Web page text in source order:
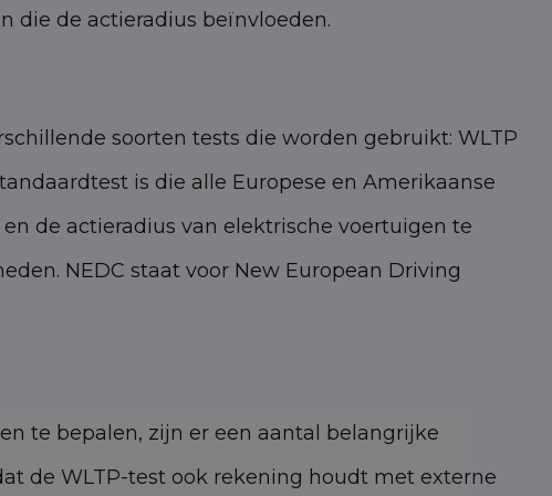
die de actieradius beïnvloeden.
soorten tests die worden gebruikt: WLTP
is die alle Europese en Amerikaanse
de actieradius van elektrische voertuigen te
NEDC staat voor New European Driving
te bepalen, zijn er een aantal belangrijke
de WLTP-test ook rekening houdt met externe